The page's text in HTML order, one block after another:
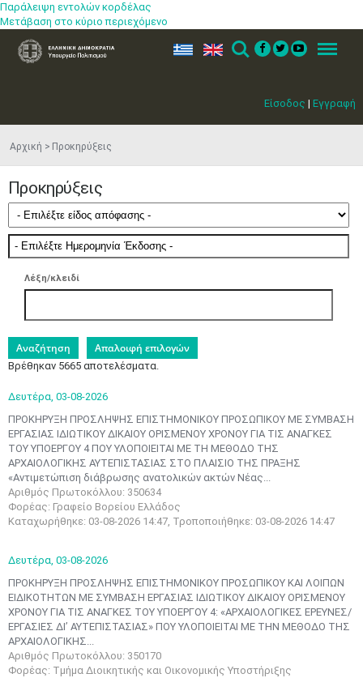
Παράλειψη εντολών κορδέλας
Μετάβαση στο κύριο περιεχόμενο
Είσοδος | Εγγραφή
ελ en Search Menu
Αρχική Προκηρύξεις
Προκηρύξεις
Λέξη/κλειδί
Βρέθηκαν 5665 αποτελέσματα.
Δευτέρα, 03-08-2026
ΠΡΟΚΗΡΥΞΗ ΠΡΟΣΛΗΨΗΣ ΕΠΙΣΤΗΜΟΝΙΚΟΥ ΠΡΟΣΩΠΙΚΟΥ ΜΕ ΣΥΜΒΑΣΗ
ΕΡΓΑΣΙΑΣ ΙΔΙΩΤΙΚΟΥ ΔΙΚΑΙΟΥ ΟΡΙΣΜΕΝΟΥ ΧΡΟΝΟΥ ΓΙΑ ΤΙΣ ΑΝΑΓΚΕΣ
ΤΟΥ ΥΠΟΕΡΓΟΥ 4 ΠΟΥ ΥΛΟΠΟΙΕΙΤΑΙ ΜΕ ΤΗ ΜΕΘΟΔΟ ΤΗΣ
ΑΡΧΑΙΟΛΟΓΙΚΗΣ ΑΥΤΕΠΙΣΤΑΣΙΑΣ ΣΤΟ ΠΛΑΙΣΙΟ ΤΗΣ ΠΡΑΞΗΣ
«Αντιμετώπιση διάβρωσης ανατολικών ακτών Νέας...
Αριθμός Πρωτοκόλλου: 350634
Φορέας: Γραφείο Βορείου Ελλάδος
Καταχωρήθηκε: 03-08-2026 14:47, Τροποποιήθηκε: 03-08-2026 14:47
Δευτέρα, 03-08-2026
ΠΡΟΚΗΡΥΞΗ ΠΡΟΣΛΗΨΗΣ ΕΠΙΣΤΗΜΟΝΙΚΟΥ ΠΡΟΣΩΠΙΚΟΥ ΚΑΙ ΛΟΙΠΩΝ
ΕΙΔΙΚΟΤΗΤΩΝ ΜΕ ΣΥΜΒΑΣΗ ΕΡΓΑΣΙΑΣ ΙΔΙΩΤΙΚΟΥ ΔΙΚΑΙΟΥ ΟΡΙΣΜΕΝΟΥ
ΧΡΟΝΟΥ ΓΙΑ ΤΙΣ ΑΝΑΓΚΕΣ ΤΟΥ ΥΠΟΕΡΓΟΥ 4: «ΑΡΧΑΙΟΛΟΓΙΚΕΣ ΕΡΕΥΝΕΣ/
ΕΡΓΑΣΙΕΣ ΔΙ’ ΑΥΤΕΠΙΣΤΑΣΙΑΣ» ΠΟΥ ΥΛΟΠΟΙΕΙΤΑΙ ΜΕ ΤΗΝ ΜΕΘΟΔΟ ΤΗΣ
ΑΡΧΑΙΟΛΟΓΙΚΗΣ...
Αριθμός Πρωτοκόλλου: 350170
Φορέας: Τμήμα Διοικητικής και Οικονομικής Υποστήριξης